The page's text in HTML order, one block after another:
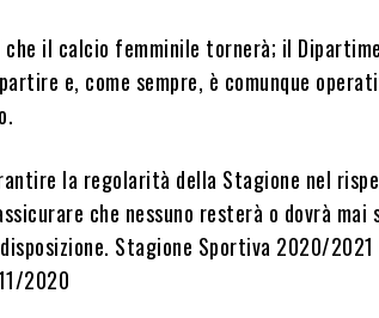
il calcio femminile tornerà; il
e, come sempre, è comunque
la regolarità della Stagione nel
che nessuno resterà o dovrà mai
Stagione Sportiva 2020/
2020